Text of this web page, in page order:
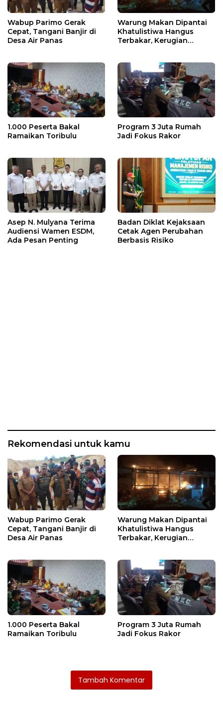
Wabup Parimo Gerak
Cepat, Tangani Banjir di
Desa Air Panas
Warung Makan Dipantai
Khatulistiwa Hangus
Terbakar, Kerugian
1.000 Peserta Bakal
Ramaikan Toribulu
Program 3 Juta Rumah
Jadi Fokus Rakor
Asep N. Mulyana Terima
Audiensi Wamen ESDM,
Ada Pesan Penting
Badan Diklat Kejaksaan
Cetak Agen Perubahan
Berbasis Risiko
Rekomendasi untuk kamu
Wabup Parimo Gerak
Cepat, Tangani Banjir di
Desa Air Panas
Warung Makan Dipantai
Khatulistiwa Hangus
Terbakar, Kerugian
1.000 Peserta Bakal
Ramaikan Toribulu
Program 3 Juta Rumah
Jadi Fokus Rakor
Tambah Komentar